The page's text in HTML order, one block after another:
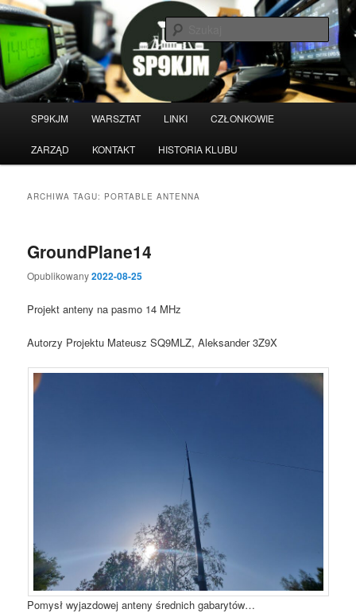
Przeskocz
do
tekstu
Przeskocz
do
widgetów
Witamy na stronie klubu
krótkofalarskiego SP9KJM
SP9KJM WARSZTAT LINKI CZŁONKOWIE
ZARZĄD KONTAKT HISTORIA KLUBU
ARCHIWA TAGU: PORTABLE ANTENNA
GroundPlane14
Opublikowany2022-08-25
Projekt anteny na pasmo 14 MHz
Autorzy Projektu Mateusz SQ9MLZ, Aleksander 3Z9X
Pomysł wyjazdowej anteny średnich gabarytów…